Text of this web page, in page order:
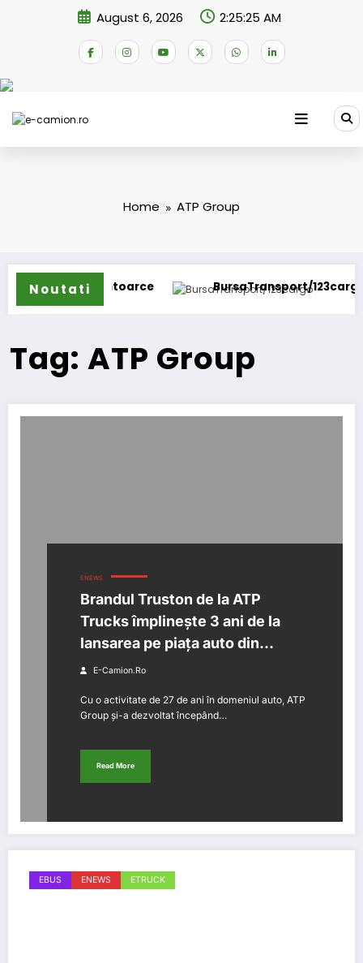
August 6, 2026 2:25:26 AM
Home ATP Group
Noutati
se întoarce BursaTransport/123cargo
Tag: ATP Group
ENEWS
Brandul Truston de la ATP
Trucks împlinește 3 ani de la
lansarea pe piața auto din
România
E-Camion.ro
Cu o activitate de 27 de ani în domeniul auto, ATP
Group și-a dezvoltat începând…
Read More
EBUS ENEWS ETRUCK